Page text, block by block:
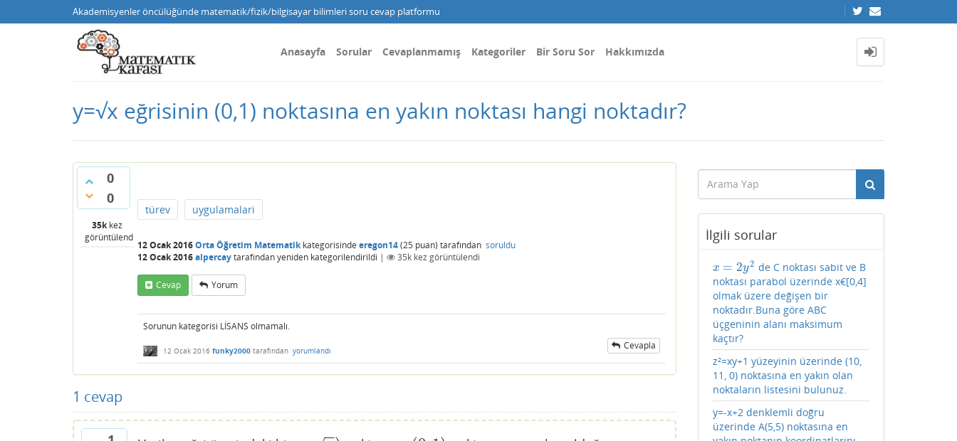
Akademisyenler öncülüğünde matematik/fizik/bilgisayar bilimleri soru cevap platformu
Anasayfa Sorular Cevaplanmamış Kategoriler Bir Soru Sor Hakkımızda
y=√x eğrisinin (0,1) noktasına en yakın noktası hangi noktadır?
0
0
35kkez
görüntülendi
türev uygulamalari
12 Ocak 2016Orta Öğretim Matematikkategorisinde eregon14(25 puan) tarafından soruldu
12 Ocak 2016alpercaytarafındanyeniden kategorilendirildi | 35k kez görüntülendi
Cevap Yorum
Sorunun kategorisi LİSANS olmamalı.
12 Ocak 2016 funky2000 tarafından yorumlandı Cevapla
1 cevap
−
−
İlgili sorular
x = 2y2
x= 2y 2
de C noktası sabit ve B
noktası parabol üzerinde x€[0,4]
olmak üzere değişen bir
noktadır.Buna göre ABC
üçgeninin alanı maksimum
kaçtır?
z²=xy+1 yüzeyinin üzerinde (10,
11, 0) noktasına en yakın olan
noktaların listesini bulunuz.
y=-x+2 denklemli doğru
üzerinde A(5,5) noktasına en